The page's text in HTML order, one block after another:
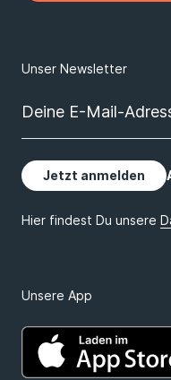
Unsere App